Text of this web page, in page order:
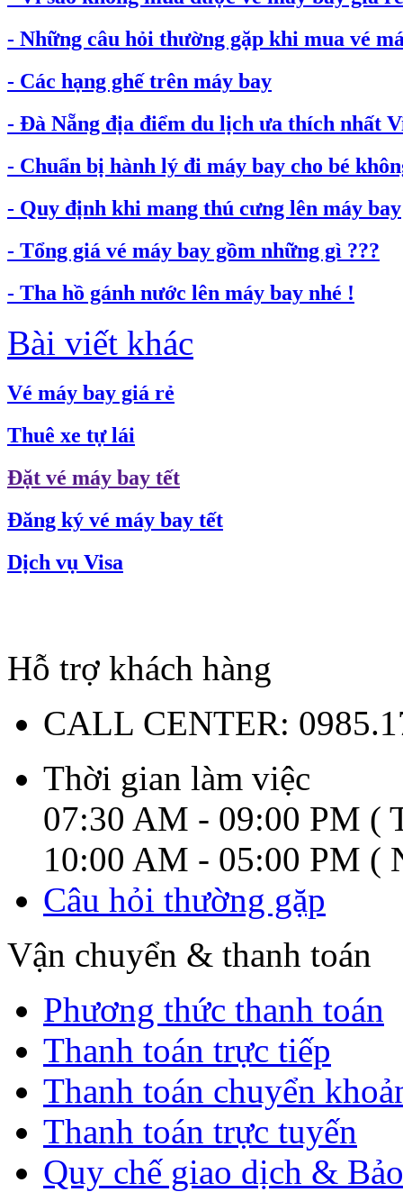
- Những câu hỏi thường gặp khi mua vé
- Các hạng ghế trên máy bay
- Đà Nẵng địa điểm du lịch ưa thích nhất
- Chuẩn bị hành lý đi máy bay cho bé
- Quy định khi mang thú cưng lên máy bay
- Tổng giá vé máy bay gồm những gì ???
- Tha hồ gánh nước lên máy bay nhé !
Bài viết khác
Vé máy bay giá rẻ
Thuê xe tự lái
Đặt vé máy bay tết
Đăng ký vé máy bay tết
Dịch vụ Visa
Hỗ trợ khách hàng
CALL CENTER:
Thời gian làm việc
07:30 AM - 09:00 PM (
10:00 AM - 05:00 PM (
Câu hỏi thường gặp
Vận chuyển & thanh toán
Phương thức thanh toán
Thanh toán trực tiếp
Thanh toán chuyển
Thanh toán trực tuyến
Quy chế giao dịch &